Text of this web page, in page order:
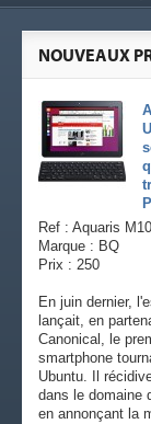
NOUVEAUX
Ref : Aquaris M10
Marque : BQ
Prix : 250
En juin dernier,
lançait, en
Canonical, le
smartphone
Ubuntu. Il
dans le domaine
en annonçant la